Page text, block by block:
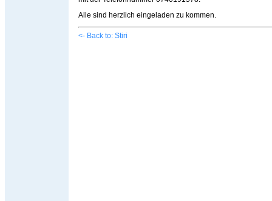
Alle sind herzlich eingeladen zu kommen.
<- Back to: Stiri